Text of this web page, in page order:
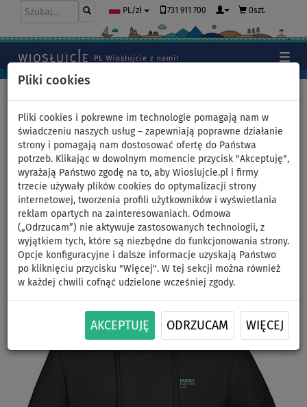
Pliki cookies
Pliki cookies i pokrewne im technologie pomagają nam w
świadczeniu naszych usług – zapewniają poprawne działanie
strony i pomagają nam dostosować ofertę do Państwa
potrzeb. Klikając w dowolnym momencie przycisk "Akceptuję",
wyrażają Państwo zgodę na to, aby Wioslujcie.pl i firmy
trzecie używały plików cookies do optymalizacji strony
internetowej, tworzenia profili użytkowników i wyświetlania
reklam opartych na zainteresowaniach. Odmowa
(„Odrzucam”) nie aktywuje zastosowanych technologii, z
wyjątkiem tych, które są niezbędne do funkcjonowania strony.
Opcje konfiguracyjne i dalsze informacje uzyskają Państwo
po kliknięciu przycisku "Więcej". W tej sekcji można również
w każdej chwili cofnąć udzielone wcześniej zgody.
AKCEPTUJĘ ODRZUCAM WIĘCEJ
PL/zł 731 911 700 0szt.
Bluza bawełniana męska
PADDLEBOARDING BLACK - z
kapturem - rozmiar: M
DO
-28 %
Previous